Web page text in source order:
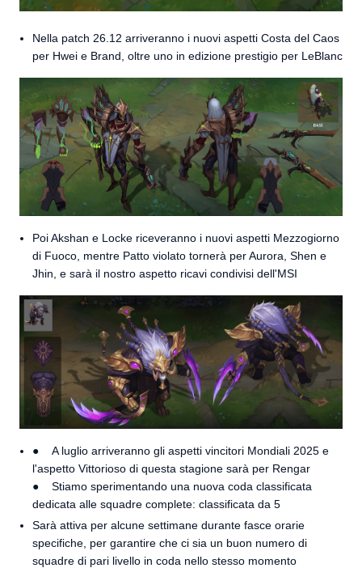
Nella patch 26.12 arriveranno i nuovi aspetti Costa del Caos
per Hwei e Brand, oltre uno in edizione prestigio per LeBlanc
Poi Akshan e Locke riceveranno i nuovi aspetti Mezzogiorno
di Fuoco, mentre Patto violato tornerà per Aurora, Shen e
Jhin, e sarà il nostro aspetto ricavi condivisi dell'MSI
● A luglio arriveranno gli aspetti vincitori Mondiali 2025 e
l'aspetto Vittorioso di questa stagione sarà per Rengar
● Stiamo sperimentando una nuova coda classificata
dedicata alle squadre complete: classificata da 5
Sarà attiva per alcune settimane durante fasce orarie
specifiche, per garantire che ci sia un buon numero di
squadre di pari livello in coda nello stesso momento